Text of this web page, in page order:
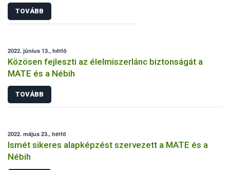
TOVÁBB
2022. június 13., hétfő
Közösen fejleszti az élelmiszerlánc biztonságát a
MATE és a Nébih
TOVÁBB
2022. május 23., hétfő
Ismét sikeres alapképzést szervezett a MATE és a
Nébih